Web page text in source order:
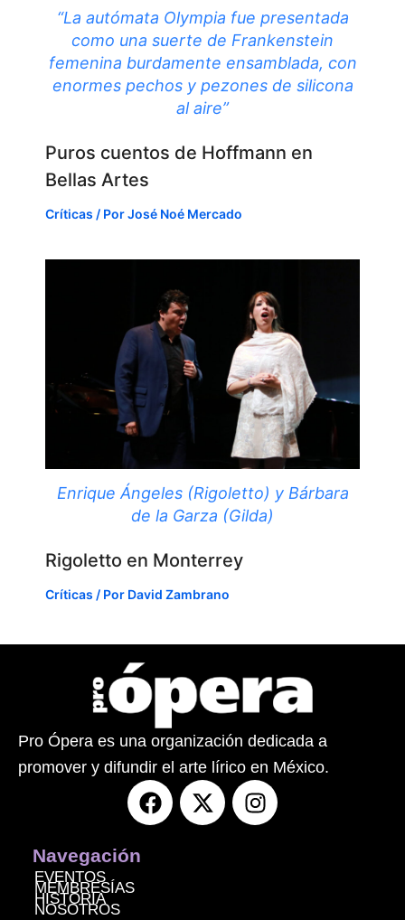
“La autómata Olympia fue presentada
como una suerte de Frankenstein
femenina burdamente ensamblada, con
enormes pechos y pezones de silicona
al aire”
Puros cuentos de Hoffmann en
Bellas Artes
Críticas / PorJosé Noé Mercado
Enrique Ángeles (Rigoletto) y Bárbara
de la Garza (Gilda)
Rigoletto en Monterrey
Críticas / Por David Zambrano
Pro Ópera es una organización dedicada a
promover y difundir el arte lírico en México.
F
a
X
-
I
n
Navegación
EVENTOS
MEMBRESÍAS
HISTORIA
NOSOTROS